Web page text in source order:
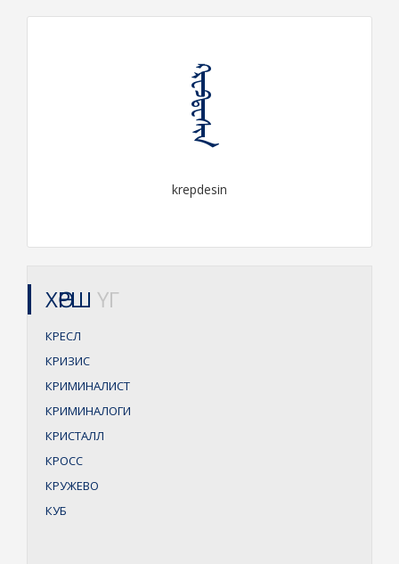
ᠺᠷᠧᠫᠳᠧᠰᠢᠨ
krepdesin
ХӨРШ ҮГ
КРЕСЛ
КРИЗИС
КРИМИНАЛИСТ
КРИМИНАЛОГИ
КРИСТАЛЛ
КРОСС
КРУЖЕВО
КУБ